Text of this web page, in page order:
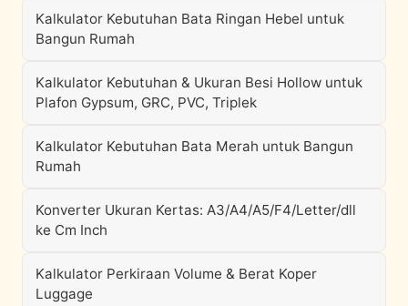
Kalkulator Kebutuhan Bata Ringan Hebel untuk
Bangun Rumah
Kalkulator Kebutuhan & Ukuran Besi Hollow untuk
Plafon Gypsum, GRC, PVC, Triplek
Kalkulator Kebutuhan Bata Merah untuk Bangun
Rumah
Konverter Ukuran Kertas: A3/A4/A5/F4/Letter/dll
ke Cm Inch
Kalkulator Perkiraan Volume & Berat Koper
Luggage